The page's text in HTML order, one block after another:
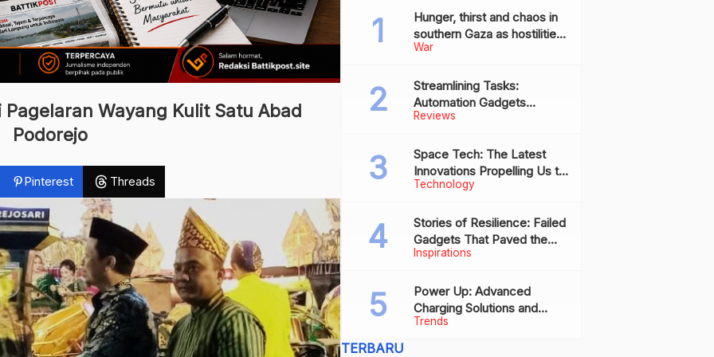
Wayang Kulit Satu Abad
Podorejo
Pinterest Threads
War
Hunger, thirst and chaos in
southern Gaza as hostilities
drive humanitarian aid to the
Reviews
Streamlining Tasks:
Automation Gadgets
Revolutionizing Everyday
Technology
Space Tech: The Latest
Innovations Propelling Us to
New Frontiers
Inspirations
Stories of Resilience: Failed
Gadgets That Paved the
Way for Future Successes
Trends
Power Up: Advanced
Charging Solutions and
Battery Tech Innovations
TERBARU